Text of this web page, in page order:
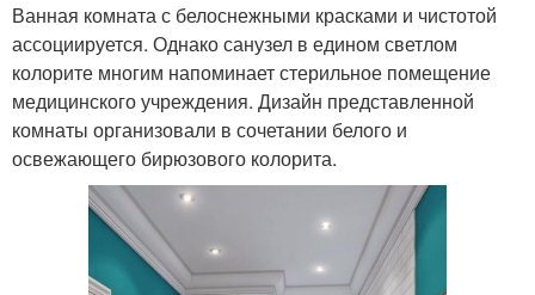
Ванная комната с белоснежными красками и чистотой
ассоциируется. Однако санузел в едином светлом
колорите многим напоминает стерильное помещение
медицинского учреждения. Дизайн представленной
комнаты организовали в сочетании белого и
освежающего бирюзового колорита.